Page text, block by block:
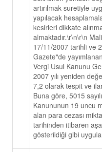
artırılmak suretiyle
yapılacak
kesirleri dikkate
almaktadır.\r\n\r\n
17/11/2007 tarihli ve
Gazete"de
Vergi Usul Kanunu
2007 yılı yeniden
7,2 olarak tespit ve
Buna göre, 5015
Kanununun 19 uncu
alan para cezası
tarihinden itibaren
gösterildiği gibi